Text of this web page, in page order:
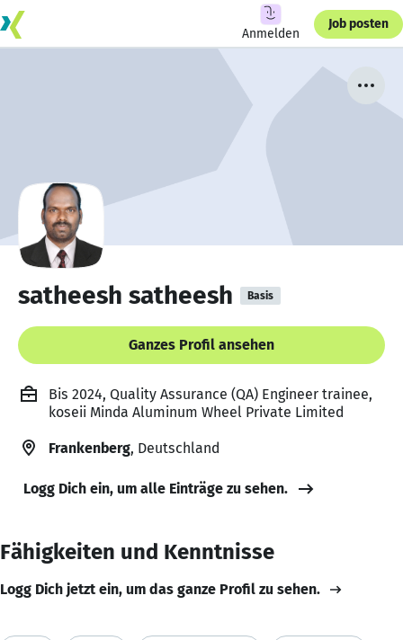
Anmelden
Job posten
satheesh satheesh Basis
Ganzes Profil ansehen
Bis 2024, Quality Assurance (QA) Engineer trainee,
koseii Minda Aluminum Wheel Private Limited
Frankenberg, Deutschland
Logg Dich ein, um alle Einträge zu sehen.
Fähigkeiten und Kenntnisse
Logg Dich jetzt ein, um das ganze Profil zu sehen.